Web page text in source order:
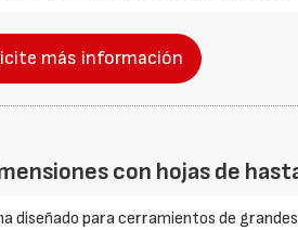
más información
con hojas de
diseñado para cerramientos de